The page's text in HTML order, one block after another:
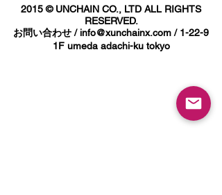
となっております。
2015 © UNCHAIN CO., LTD ALL RIGHTS
RESERVED.
お問い合わせ / info@xunchainx.com/ 1-22-9
1F umeda adachi-ku tokyo